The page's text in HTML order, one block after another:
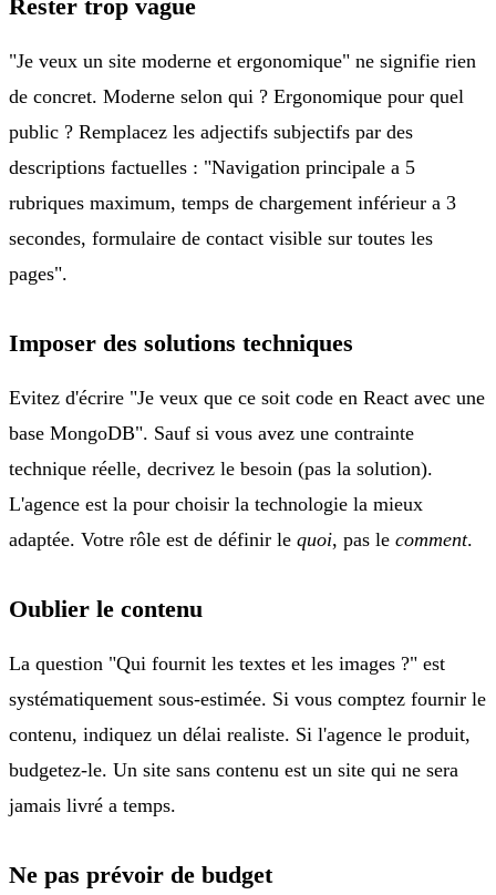
Rester trop vague
"Je veux un site moderne et ergonomique" ne signifie rien
de concret. Moderne selon qui ? Ergonomique pour quel
public ? Remplacez les adjectifs subjectifs par des
descriptions factuelles : "Navigation principale a 5
rubriques maximum, temps de chargement inférieur a 3
secondes, formulaire de contact visible sur toutes les
pages".
Imposer des solutions techniques
Evitez d'écrire "Je veux que ce soit code en React avec une
base MongoDB". Sauf si vous avez une contrainte
technique réelle, decrivez le besoin (pas la solution).
L'agence est la pour choisir la technologie la mieux
adaptée. Votre rôle est de définir le quoi, pas le comment.
Oublier le contenu
La question "Qui fournit les textes et les images ?" est
systématiquement sous-estimée. Si vous comptez fournir le
contenu, indiquez un délai realiste. Si l'agence le produit,
budgetez-le. Un site sans contenu est un site qui ne sera
jamais livré a temps.
Ne pas prévoir de budget